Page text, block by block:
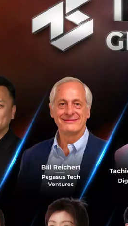
นายชาญศิลป์ ตรีนุชกรป
ในปี2561ปตท. กำลังก้า
การปรับรูปแบบการทำง
Transformation) ซึ่งแน่
ความเข้มแข็งภายในองค์
อนาคต ซึ่งโครงการ
รุ่นใหม่และมีความเชี่
ยว
แข่งขันในเวที
สากลโดย